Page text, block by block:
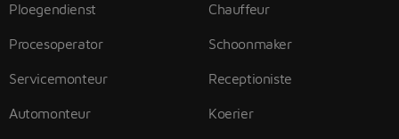
Ploegendienst
Procesoperator
Servicemonteur
Automonteur
Chauffeur
Schoonmaker
Receptioniste
Koerier